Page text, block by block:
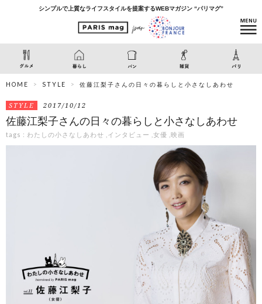
シンプルで上質なライフスタイルを提案するWEBマガジン “パリマグ”
HOME STYLE 佐藤江梨子さんの日々の暮らしと小さなしあわせ
STYLE 2017/10/12
佐藤江梨子さんの日々の暮らしと小さなしあわせ
tags : わたしの小さなしあわせ インタビュー 女優 映画